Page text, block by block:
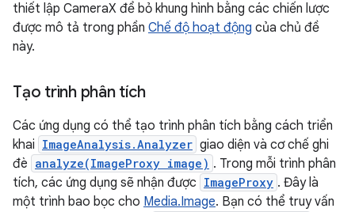
thiết lập CameraX để bỏ khung hình bằng các chiến lược
được mô tả trong phần Chế độ hoạt động của chủ đề
này.
Tạo trình phân tích
Các ứng dụng có thể tạo trình phân tích bằng cách triển
khai ImageAnalysis.Analyzer giao diện và cơ chế ghi
đè analyze(ImageProxy image) . Trong mỗi trình phân
tích, các ứng dụng sẽ nhận được ImageProxy . Đây là
một trình bao bọc cho Media.Image. Bạn có thể truy vấn